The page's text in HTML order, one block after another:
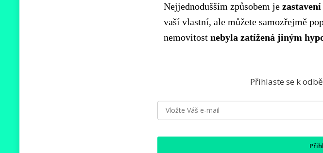
Nejjednodušším způsobem je
vaší vlastní, ale můžete samozřejmě
nemovitost nebyla zatížená jiným
Přihlaste se k